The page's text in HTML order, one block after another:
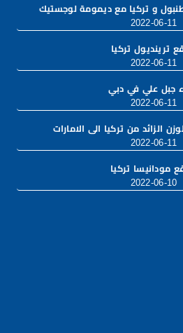
و تركيا مع ديمومة لوجستيك
2022-06-11
ترينديول تركيا
2022-06-11
جبل علي في دبي
2022-06-11
الزائد من تركيا الى الامارات
2022-06-11
مودانيسا تركيا
2022-06-10